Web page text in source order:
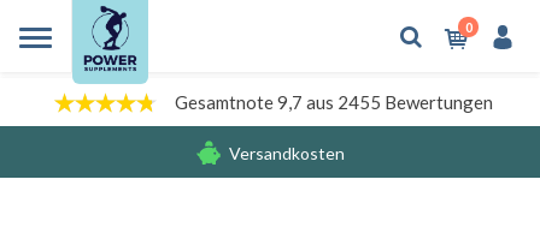
0
Gesamtnote 9,7 aus 2455 Bewertungen
Versandkosten